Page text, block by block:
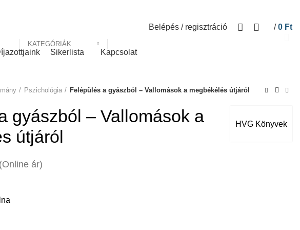
KATEGÓRIÁK
Belépés / regisztráció / 0 Ft
Sikerlista Kapcsolat
Pszichológia Felépülés a gyászból – Vallomások a megbékélés útjáról
HVG Könyvek
gyászból – Vallomások a
útjáról
(Online ár)